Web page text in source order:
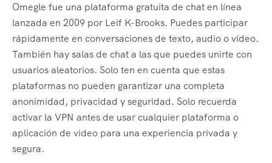
Omegle fue una plataforma gratuita de chat en línea
lanzada en 2009 por Leif K-Brooks. Puedes participar
rápidamente en conversaciones de texto, audio o vídeo.
También hay salas de chat a las que puedes unirte con
usuarios aleatorios. Solo ten en cuenta que estas
plataformas no pueden garantizar una completa
anonimidad, privacidad y seguridad. Solo recuerda
activar la VPN antes de usar cualquier plataforma o
aplicación de video para una experiencia privada y
segura.